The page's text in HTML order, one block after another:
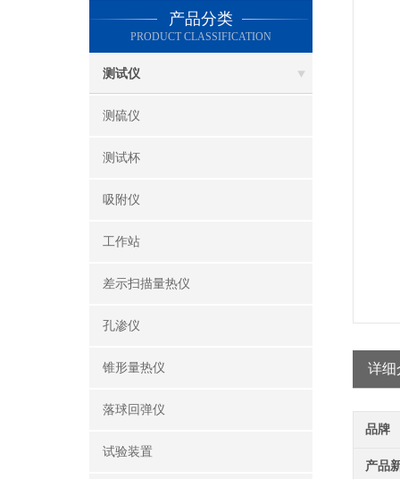
产品分类
PRODUCT CLASSIFICATION
测试仪
测硫仪
测试杯
吸附仪
工作站
差示扫描量热仪
孔渗仪
锥形量热仪
落球回弹仪
试验装置
详细
品牌
产品